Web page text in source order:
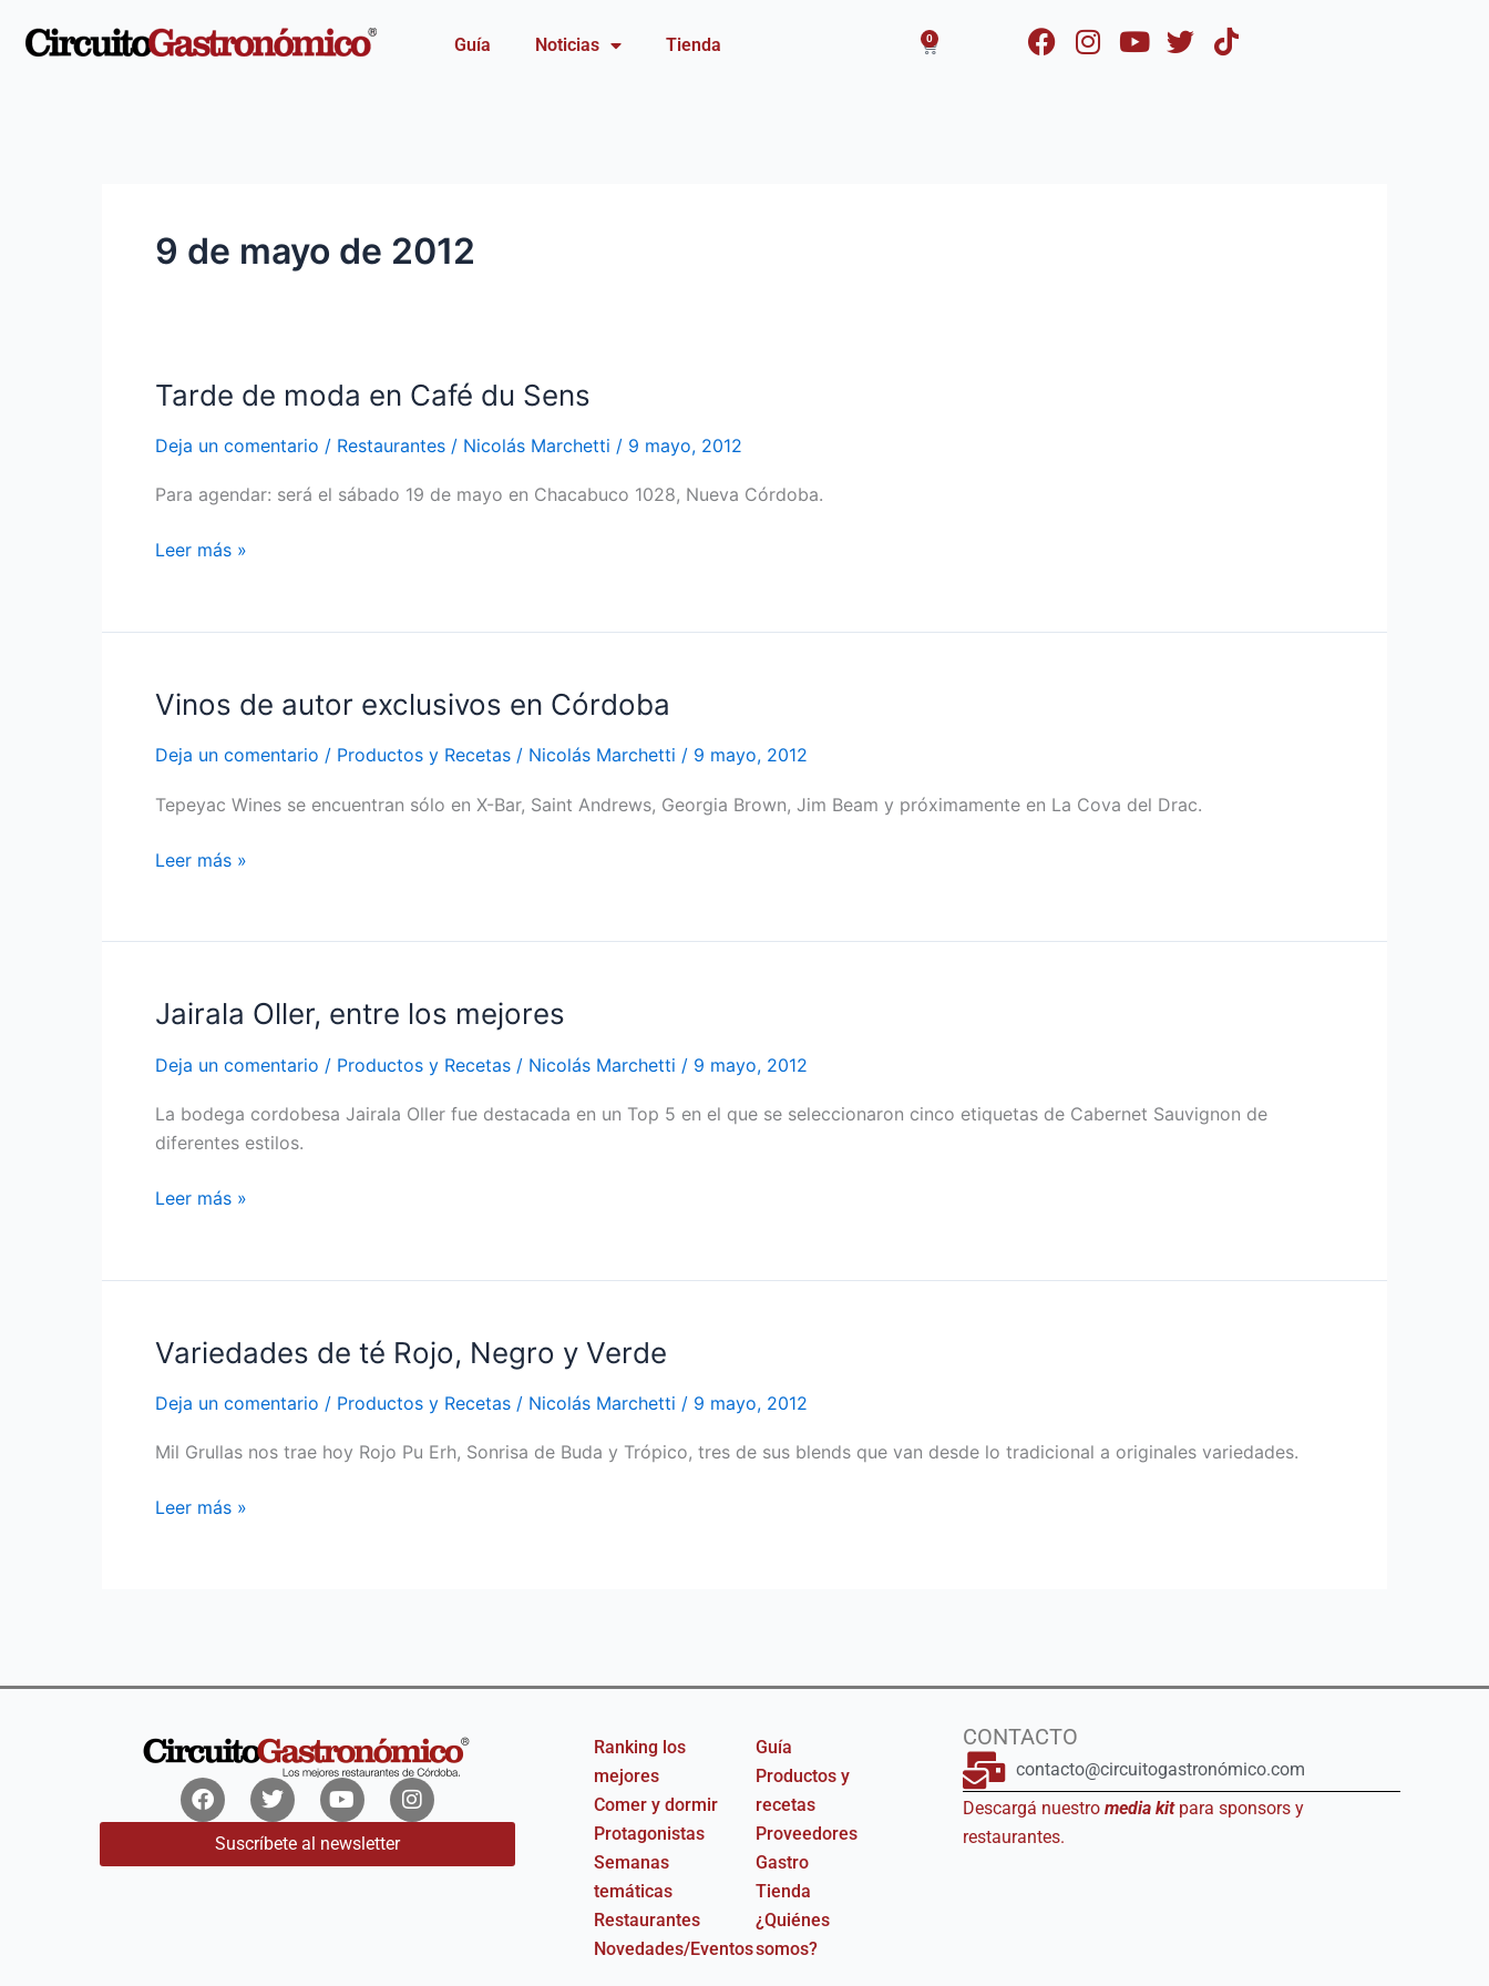
Guía Noticias Tienda 0
Carrito
9 de mayo de 2012
Tarde de moda en Café du Sens
Deja un comentario / Restaurantes / Nicolás Marchetti / 9 mayo, 2012
Para agendar: será el sábado 19 de mayo en Chacabuco 1028, Nueva Córdoba.
Tarde
moda
Café
Sens
Leer más »
Vinos de autor exclusivos en Córdoba
Deja un comentario / Productos y Recetas / Nicolás Marchetti / 9 mayo, 2012
Tepeyac Wines se encuentran sólo en X-Bar, Saint Andrews, Georgia Brown, Jim Beam y próximamente en La Cova del Drac.
Vinos
autor
en
Leer más »
Jairala Oller, entre los mejores
Deja un comentario / Productos y Recetas / Nicolás Marchetti / 9 mayo, 2012
La bodega cordobesa Jairala Oller fue destacada en un Top 5 en el que se seleccionaron cinco etiquetas de Cabernet Sauvignon de
diferentes estilos.
Jairala
entre
mejores
Leer más »
Variedades de té Rojo, Negro y Verde
Deja un comentario / Productos y Recetas / Nicolás Marchetti / 9 mayo, 2012
Mil Grullas nos trae hoy Rojo Pu Erh, Sonrisa de Buda y Trópico, tres de sus blends que van desde lo tradicional a originales variedades.
Variedades
té
Negro
Verde
Leer más »
FacebookTwitterYoutubeInstagram
Suscríbete al newsletter
Ranking los
mejores
Comer y dormir
Protagonistas
Semanas
temáticas
Restaurantes
Novedades/Eventos
Guía
Productos y
recetas
Proveedores
Gastro
Tienda
¿Quiénes
somos?
CONTACTO
contacto@circuitogastronómico.com
Descargá nuestromedia kitpara sponsors y
restaurantes.